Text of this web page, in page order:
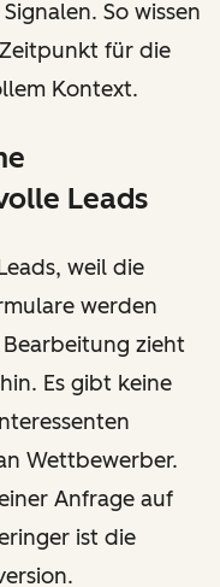
So wissen
für die
Kontext.
Leads
weil die
werden
zieht
Es gibt keine
Wettbewerber.
Anfrage auf
ist die